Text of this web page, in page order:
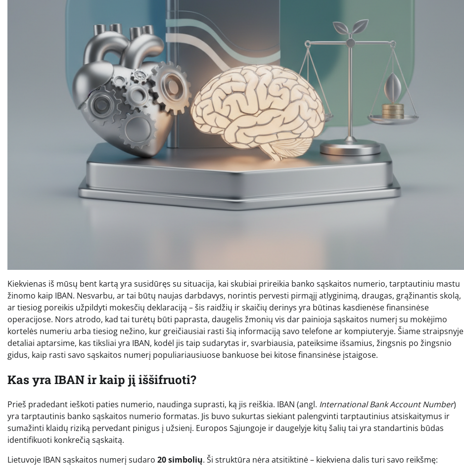
Kiekvienas iš mūsų bent kartą yra susidūręs su situacija, kai skubiai prireikia banko sąskaitos numerio, tarptautiniu mastu
žinomo kaip IBAN. Nesvarbu, ar tai būtų naujas darbdavys, norintis pervesti pirmąjį atlyginimą, draugas, grąžinantis skolą,
ar tiesiog poreikis užpildyti mokesčių deklaraciją – šis raidžių ir skaičių derinys yra būtinas kasdienėse finansinėse
operacijose. Nors atrodo, kad tai turėtų būti paprasta, daugelis žmonių vis dar painioja sąskaitos numerį su mokėjimo
kortelės numeriu arba tiesiog nežino, kur greičiausiai rasti šią informaciją savo telefone ar kompiuteryje. Šiame straipsnyje
detaliai aptarsime, kas tiksliai yra IBAN, kodėl jis taip sudarytas ir, svarbiausia, pateiksime išsamius, žingsnis po žingsnio
gidus, kaip rasti savo sąskaitos numerį populiariausiuose bankuose bei kitose finansinėse įstaigose.
Kas yra IBAN ir kaip jį iššifruoti?
Prieš pradedant ieškoti paties numerio, naudinga suprasti, ką jis reiškia. IBAN (angl. International Bank Account Number)
yra tarptautinis banko sąskaitos numerio formatas. Jis buvo sukurtas siekiant palengvinti tarptautinius atsiskaitymus ir
sumažinti klaidų riziką pervedant pinigus į užsienį. Europos Sąjungoje ir daugelyje kitų šalių tai yra standartinis būdas
identifikuoti konkrečią sąskaitą.
Lietuvoje IBAN sąskaitos numerį sudaro 20 simbolių. Ši struktūra nėra atsitiktinė – kiekviena dalis turi savo reikšmę: